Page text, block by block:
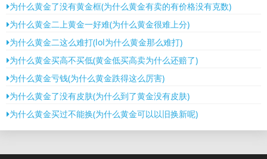
为什么黄金了没有黄金框(为什么黄金有卖的有价格没有克数)
为什么黄金二上黄金一好难(为什么黄金很难上分)
为什么黄金二这么难打(lol为什么黄金那么难打)
为什么黄金买高不买低(黄金低买高卖为什么还赔了)
为什么黄金亏钱(为什么黄金跌得这么厉害)
为什么黄金了没有皮肤(为什么到了黄金没有皮肤)
为什么黄金买过不能换(为什么黄金可以以旧换新呢)